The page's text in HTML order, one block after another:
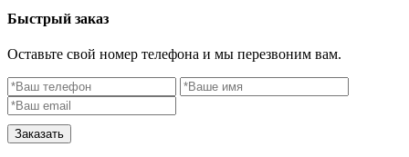
Быстрый заказ
Оставьте свой номер телефона и мы перезвоним вам.
Заказать